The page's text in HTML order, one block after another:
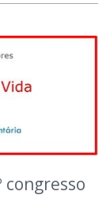
congresso